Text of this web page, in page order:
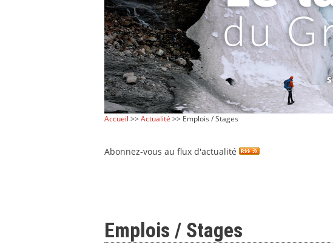
Accueil >>Actualité >> Emplois / Stages
Abonnez-vous au flux d'actualité
Emplois / Stages